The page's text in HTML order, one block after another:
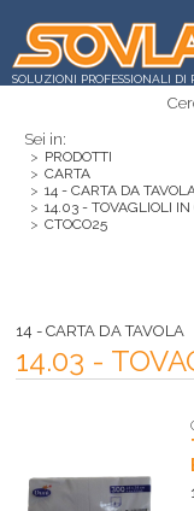
SOLUZIONI PROFESSIONALI DI
Sei in:
> PRODOTTI
> CARTA
> 14 - CARTA DA
> 14.03 - TOVAGLIOLI IN
> CTOCO25
14 - CARTA DA TAVOLA
14.03 -